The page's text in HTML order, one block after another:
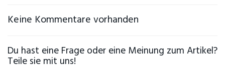
Keine Kommentare vorhanden
Du hast eine Frage oder eine Meinung zum Artikel?
Teile sie mit uns!